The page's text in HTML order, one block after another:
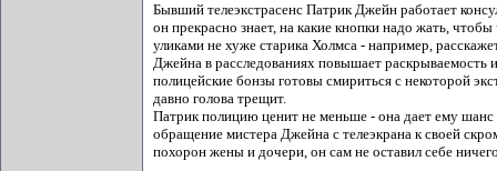
Бывший телеэкстрасенс Патрик Джейн работает
он прекрасно знает, на какие кнопки надо жать,
уликами не хуже старика Холмса - например,
Джейна в расследованиях повышает раскрываемость
полицейские бонзы готовы смириться с некоторой
давно голова трещит.
Патрик полицию ценит не меньше - она дает ему
обращение мистера Джейна с телеэкрана к своей
похорон жены и дочери, он сам не оставил себе